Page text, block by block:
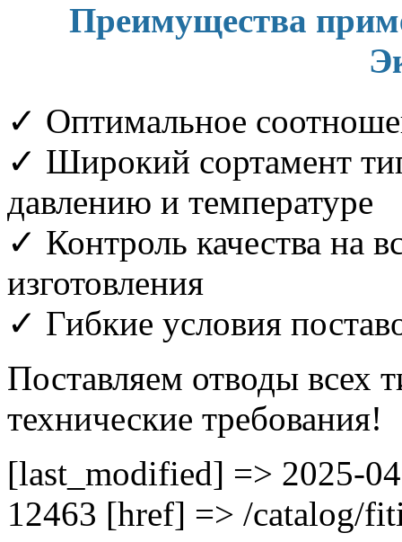
Преимущества
✓ Оптимальное
✓ Широкий сортамент
давлению и температуре
✓ Контроль качества на
изготовления
✓ Гибкие условия
Поставляем отводы всех
технические требования!
[last_modified] => 2025-
12463 [href] => /catalog/